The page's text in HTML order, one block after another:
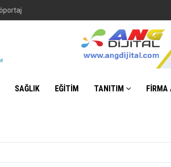
SAĞLIK EĞİTİM TANITIM FİRMA